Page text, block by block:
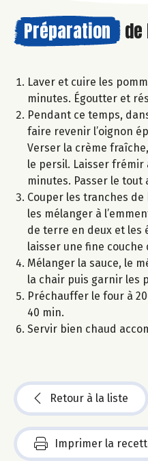
Préparation
Laver et cuire les
minutes. Égoutter et
Pendant ce temps,
faire revenir l’oignon
Verser la crème
le persil. Laisser frémir
minutes. Passer le tout
Couper les tranches
les mélanger à
de terre en deux et les
laisser une fine couche
Mélanger la sauce, le
la chair puis garnir les
Préchauffer le four à
40 min.
Servir bien chaud
Retour à la liste
Imprimer la